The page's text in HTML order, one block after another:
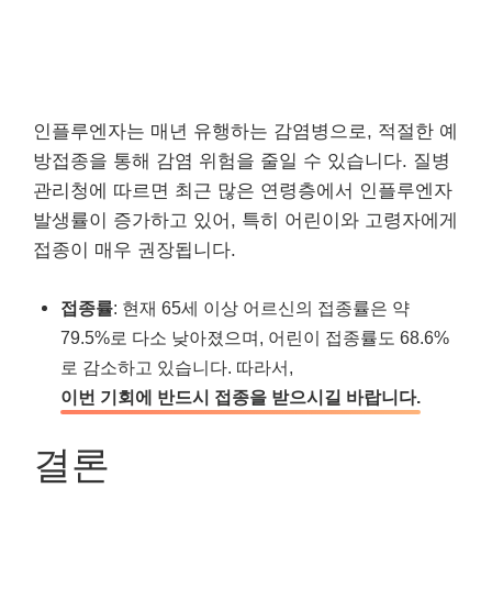
인플루엔자는 매년 유행하는 감염병으로, 적절한 예
방접종을 통해 감염 위험을 줄일 수 있습니다. 질병
관리청에 따르면 최근 많은 연령층에서 인플루엔자
발생률이 증가하고 있어, 특히 어린이와 고령자에게
접종이 매우 권장됩니다.
접종률: 현재 65세 이상 어르신의 접종률은 약
79.5%로 다소 낮아졌으며, 어린이 접종률도 68.6%
로 감소하고 있습니다. 따라서,
이번 기회에 반드시 접종을 받으시길 바랍니다.
결론